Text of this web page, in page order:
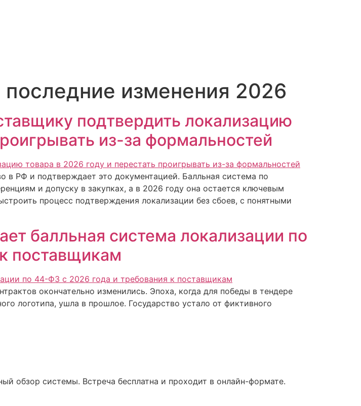
последние изменения 2026
подтвердить локализацию
из-за формальностей
в РФ и подтверждает это документацией. Балльная система по
и допуску в закупках, а в 2026 году она остается ключевым
процесс подтверждения локализации без сбоев, с понятными
балльная система локализации по
поставщикам
окончательно изменились. Эпоха, когда для победы в тендере
логотипа, ушла в прошлое. Государство устало от фиктивного
обзор системы. Встреча бесплатна и проходит в онлайн-формате.